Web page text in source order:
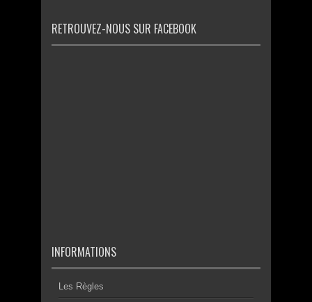
RETROUVEZ-NOUS SUR FACEBOOK
INFORMATIONS
Les Règles